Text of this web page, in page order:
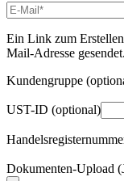
E-
Mail-
Adresse*
Erforderlich
Ein Link zum
Mail-Adresse gesendet.
Kundengruppe
UST-ID (optional)
Dokumenten-Upload